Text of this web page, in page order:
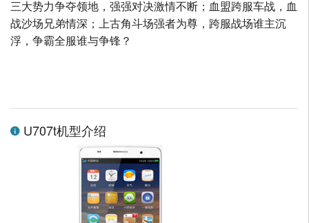
三大势力争夺领地，强强对决激情不断；血盟跨服车战，血
战沙场兄弟情深；上古角斗场强者为尊，跨服战场谁主沉
浮，争霸全服谁与争锋？
U707t机型介绍